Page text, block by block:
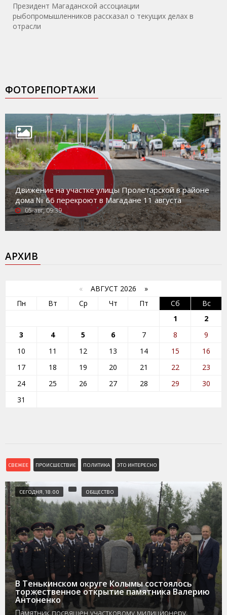
Президент Магаданской ассоциации
рыбопромышленников рассказал о текущих делах в
отрасли
ФОТОРЕПОРТАЖИ
Движение на участке улицы Пролетарской в районе
дома № 66 перекроют в Магадане 11 августа
05-авг, 09:39
АРХИВ
« АВГУСТ 2026 »
Пн
Вт Ср Чт Пт Сб
Вс
1
2
3
4 5 6 7 8
9
10
11 12 13 14 15
16
17
18 19 20 21 22
23
24
25 26 27 28 29
30
31
СВЕЖЕЕ ПРОИСШЕСТВИЕ ПОЛИТИКА ЭТО ИНТЕРЕСНО
СЕГОДНЯ, 18:00 ОБЩЕСТВО
В Тенькинском округе Колымы состоялось
торжественное открытие памятника Валерию
Антоненко
Памятник посвящён участковому милиционеру,